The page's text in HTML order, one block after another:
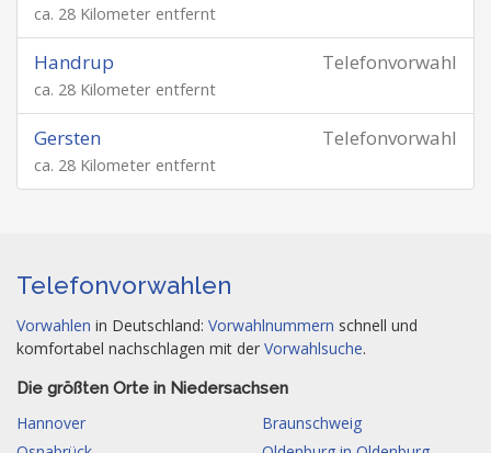
ca. 28 Kilometer entfernt
Telefonvorwahl
Handrup
ca. 28 Kilometer entfernt
Telefonvorwahl
Gersten
ca. 28 Kilometer entfernt
Telefonvorwahlen
Vorwahlen in Deutschland: Vorwahlnummern schnell und
komfortabel nachschlagen mit der Vorwahlsuche.
Die größten Orte in Niedersachsen
Hannover
Braunschweig